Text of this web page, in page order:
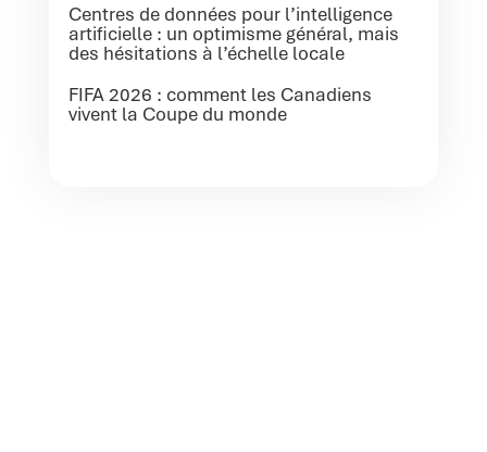
Centres de données pour l’intelligence
artificielle : un optimisme général, mais
des hésitations à l’échelle locale
FIFA 2026 : comment les Canadiens
vivent la Coupe du monde